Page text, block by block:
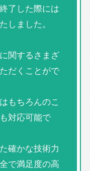
了した際には
しました。
関するさまざ
だくことがで
もちろんのこ
対応可能で
確かな技術力
で満足度の高